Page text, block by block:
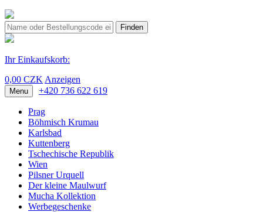
Finden
Ihr Einkaufskorb:
0,00 CZK Anzeigen
Menu +420 736 622 619
Prag
Böhmisch Krumau
Karlsbad
Kuttenberg
Tschechische Republik
Wien
Pilsner Urquell
Der kleine Maulwurf
Mucha Kollektion
Werbegeschenke